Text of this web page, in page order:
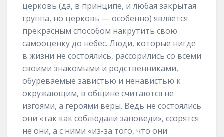
церковь (да, в принципе, и любая закрытая
группа, но церковь — особенно) является
прекрасным способом накрутить свою
самооценку до небес. Люди, которые нигде
в жизни не состоялись, рассорились со всеми
своими знакомыми и родственниками,
обуреваемые завистью и ненавистью к
окружающим, в общине считаются не
изгоями, а героями веры. Ведь не состоялись
они «так как соблюдали заповеди», ссорятся
не они, а с ними «из-за того, что они